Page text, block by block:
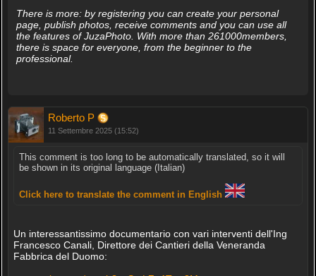
There is more: by registering you can create your personal
page, publish photos, receive comments and you can use all
the features of JuzaPhoto. With more than 261000members,
there is space for everyone, from the beginner to the
professional.
Roberto P
11 Settembre 2025 (15:52)
This comment is too long to be automatically translated, so it will
be shown in its original language (Italian)
Click here to translate the comment in English
Un interessantissimo documentario con vari interventi dell'Ing
Francesco Canali, Direttore dei Cantieri della Veneranda
Fabbrica del Duomo: